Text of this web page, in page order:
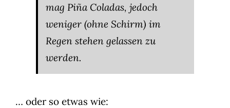
mag Piña Coladas, jedoch
weniger (ohne Schirm) im
Regen stehen gelassen zu
werden.
… oder so etwas wie: